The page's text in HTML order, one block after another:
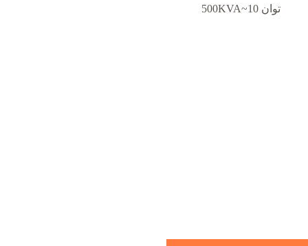
توان 10~500KVA